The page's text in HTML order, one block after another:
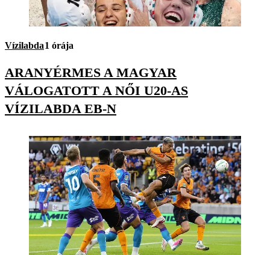
Vízilabda1 órája
ARANYÉRMES A MAGYAR
VÁLOGATOTT A NŐI U20-AS
VÍZILABDA EB-N